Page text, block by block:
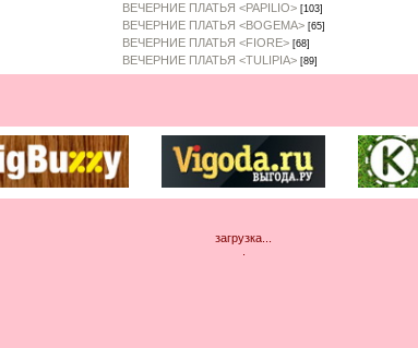
ВЕЧЕРНИЕ ПЛАТЬЯ <PAPILIO> [103]
ВЕЧЕРНИЕ ПЛАТЬЯ <BOGEMA> [65]
ВЕЧЕРНИЕ ПЛАТЬЯ <FIORE> [68]
ВЕЧЕРНИЕ ПЛАТЬЯ <TULIPIA> [89]
загрузка...